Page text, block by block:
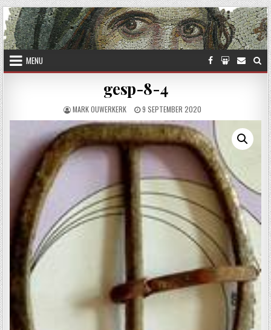
Skip to content
MENU
gesp-8-4
AUTHOR:
MARK OUWERKERK PUBLISHED DATE:
9 SEPTEMBER 2020